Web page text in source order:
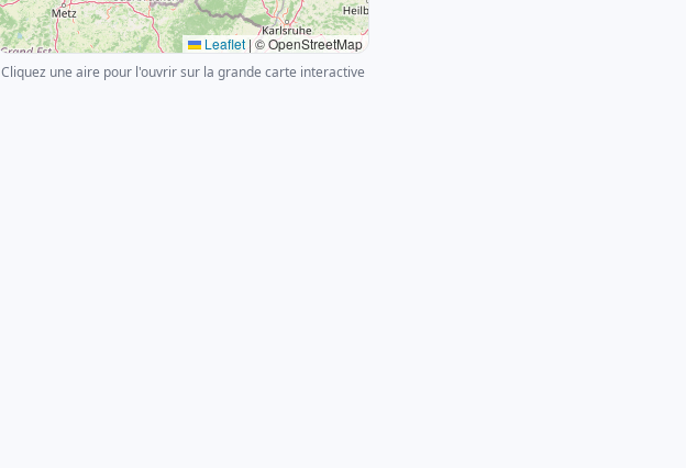
Leaflet |© OpenStreetMap
Cliquez une aire pour l'ouvrir sur la grande carte interactive